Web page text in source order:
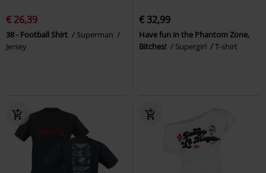
€ 26,39
38 - Football Shirt
Superman
Jersey
€ 32,99
Have fun in the Phantom Zone,
Bitches!
Supergirl T-shirt